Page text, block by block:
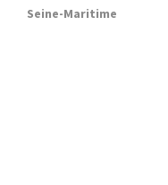
Seine-Maritime